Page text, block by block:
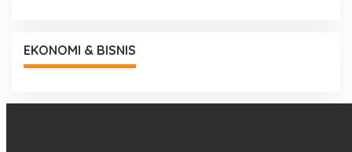
EKONOMI & BISNIS